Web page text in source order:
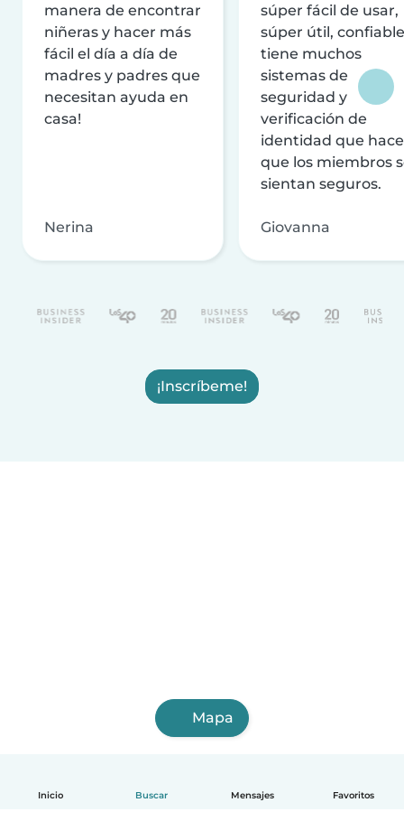
Inicio Buscar Mensajes Favoritos
manera de encontrar
niñeras y hacer más
fácil el día a día de
madres y padres que
necesitan ayuda en
casa!
Nerina
súper fácil de usar,
súper útil,
tiene muchos
sistemas de
seguridad y
verificación de
identidad que
que los miembros
sientan seguros.
Giovanna
¡Inscríbeme!
Mapa